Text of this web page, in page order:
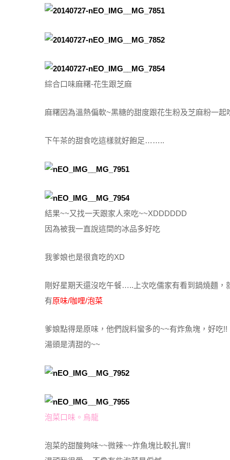
綜合口味麻糬-花生跟芝麻
麻糬因為溫熱偏軟~黑糖的甜度跟花生粉及芝麻粉一起
下午茶的甜食吃這樣就好飽足……..
結果~~又找一天跟家人來吃~~XDDDDDD
因為被我一直說這間的冰品多好吃
我爹娘也是很貪吃的XD
剛好星期天還沒吃午餐…..上次吃儒家有看到鍋燒麵，
有原味/咖哩/泡菜
爹娘點得是原味，他們說料蠻多的~~有炸魚塊，好吃!!
湯頭是清甜的~~
泡菜口味。烏龍
泡菜的甜酸夠味~~微辣~~炸魚塊比較扎實!!